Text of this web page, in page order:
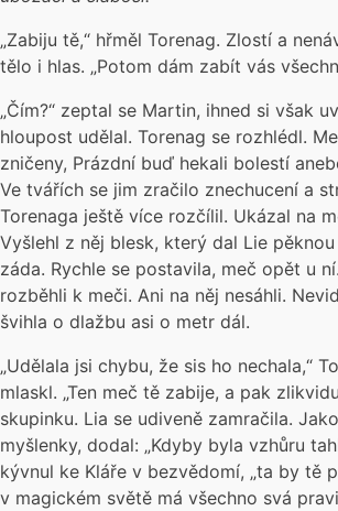
„Zabiju tě,“ hřměl Torenag. Zlostí a
tělo i hlas. „Potom dám zabít vás
„Čím?“ zeptal se Martin, ihned si však
hloupost udělal. Torenag se rozhlédl.
zničeny, Prázdní buď hekali bolestí
Ve tvářích se jim zračilo znechucení a
Torenaga ještě více rozčílil. Ukázal na
Vyšlehl z něj blesk, který dal Lie pěknou
záda. Rychle se postavila, meč opět u
rozběhli k meči. Ani na něj nesáhli.
švihla o dlažbu asi o metr dál.
„Udělala jsi chybu, že sis ho nechala,“
mlaskl. „Ten meč tě zabije, a pak
skupinku. Lia se udiveně zamračila.
myšlenky, dodal: „Kdyby byla vzhůru
kývnul ke Kláře v bezvědomí, „ta by tě
v magickém světě má všechno svá